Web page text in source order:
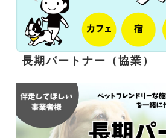
長期パートナー（協業）